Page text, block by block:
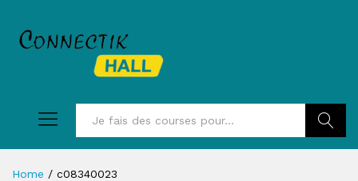
Home / c08340023